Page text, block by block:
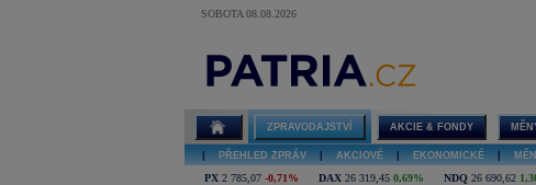
SOBOTA 08.08.2026
ZPRAVODAJSTVÍ AKCIE & FONDY
PŘEHLED ZPRÁV AKCIOVÉ EKONOMICKÉ
PX 2 785,07 -0,71% DAX 26 319,45 0,69% NDQ 26 690,62